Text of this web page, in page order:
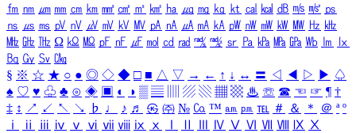
㎙ ㎚ ㎛ ㎜ ㎝ ㎞ ㎟ ㎠ ㎡ ㎢ ㏊ ㎍ ㎎ ㎏ ㏏ ㎈ ㎉ ㏈ ㎧ ㎨ ㎰
㎱ ㎲ ㎳ ㎴ ㎵ ㎶ ㎷ ㎸ ㎹ ㎀ ㎁ ㎂ ㎃ ㎄ ㎺ ㎻ ㎽ ㎾ ㎿ ㎐ ㎑
㎒ ㎓ ㎔ Ω ㏀ ㏁ ㎊ ㎋ ㎌ ㏖ ㏅ ㎭ ㎮ ㎯ ㏛ ㎩ ㎪ ㎫ ㎬ ㏝ ㏐
㏓
㏃ ㏉ ㏜ ㏆
§ ※ ☆ ★ ○ ● ◎ ◇ ◆ □ ■ △ ▽ → ← ↑ ↓ ↔ 〓 ◁ ◀ ▷ ▶ ♤
♠ ♡ ♥ ♧ ♣ ⊙ ◈ ▣ ◐ ◑ ▒ ▤ ▨ ▧ ▦ ▩ ♨ ☏ ☎ ☜ ☞ ¶ †
‡ ↕ ↗ ↙ ↖ ↘ ♭ ♩ ♪ ♬ ㉿ ㈜ № ㏇ ™ ㏂ ㏘ ℡ ＃ ＆ ＊ ＠ ª º
ⅰ
ⅱ ⅲ ⅳ ⅴ ⅵ ⅶ ⅷ ⅸ ⅹ Ⅳ Ⅴ Ⅵ Ⅶ Ⅷ Ⅸ Ⅹ